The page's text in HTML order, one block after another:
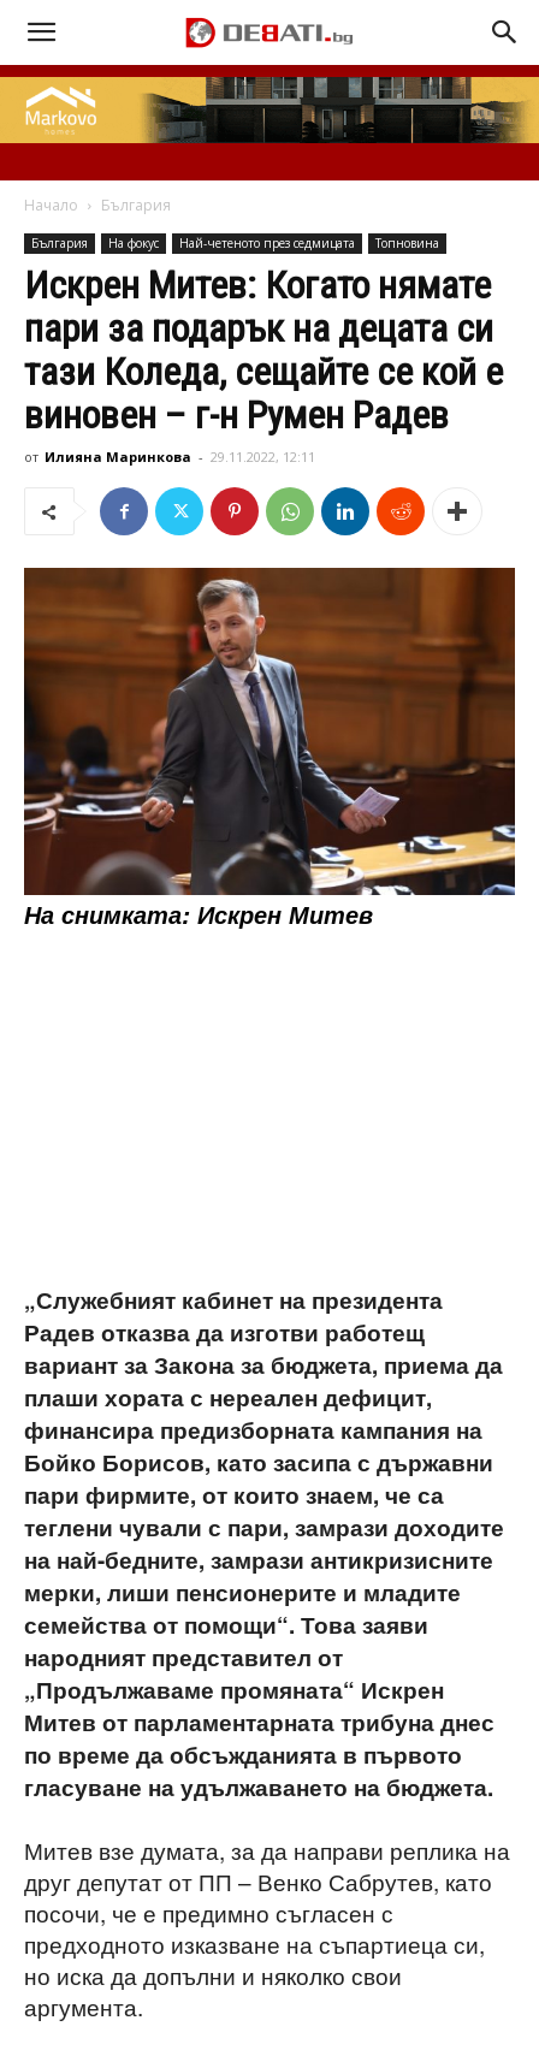
Начало България
България На фокус Най-четеното през седмицата Топновина
Искрен Митев: Когато нямате
пари за подарък на децата си
тази Коледа, сещайте се кой е
виновен – г-н Румен Радев
от Илияна Маринкова - 29.11.2022, 12:11
На снимката: Искрен Митев
„Служебният кабинет на президента
Радев отказва да изготви работещ
вариант за Закона за бюджета, приема да
плаши хората с нереален дефицит,
финансира предизборната кампания на
Бойко Борисов, като засипа с държавни
пари фирмите, от които знаем, че са
теглени чували с пари, замрази доходите
на най-бедните, замрази антикризисните
мерки, лиши пенсионерите и младите
семейства от помощи“. Това заяви
народният представител от
„Продължаваме промяната“ Искрен
Митев от парламентарната трибуна днес
по време да обсъжданията в първото
гласуване на удължаването на бюджета.
Митев взе думата, за да направи реплика на
друг депутат от ПП – Венко Сабрутев, като
посочи, че е предимно съгласен с
предходното изказване на съпартиеца си,
но иска да допълни и няколко свои
аргумента.